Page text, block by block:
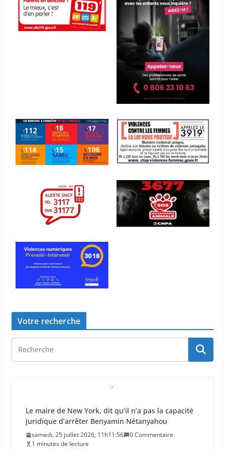
Votre recherche
L’épidémie d’Ebola a entraîné plus de 1 000 décès
en RDC et en Ouganda
samedi, 25 juillet 2026, 10h10:39
0 Commentaire
1 minutes de lecture